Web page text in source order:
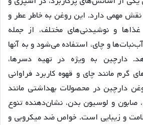
مهمی دارد. این روغن به خاطر عطر و
و نوشیدنی‌های مختلف، از جمله
و چای، استفاده می‌شود و به آنها
دارچین به ویژه در تهیه دسرها،
گرم مانند چای و قهوه کاربرد فراوانی
دارچین در محصولات بهداشتی مانند
صابون و لوسیون بدن، نشان‌دهنده تنوع
و زیبایی است. خواص ضد میکروبی و